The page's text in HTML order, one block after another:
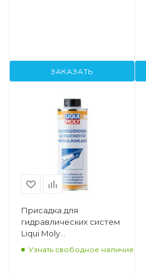
ЗАКАЗАТЬ
Присадка для
гидравлических систем
Liqui Moly
Fluoreszierender
Узнать свободное наличие